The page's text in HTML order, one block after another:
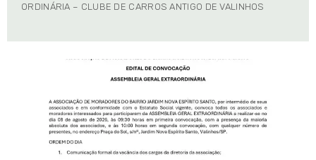
ORDINÁRIA – CLUBE DE CARROS ANTIGO DE VALINHOS